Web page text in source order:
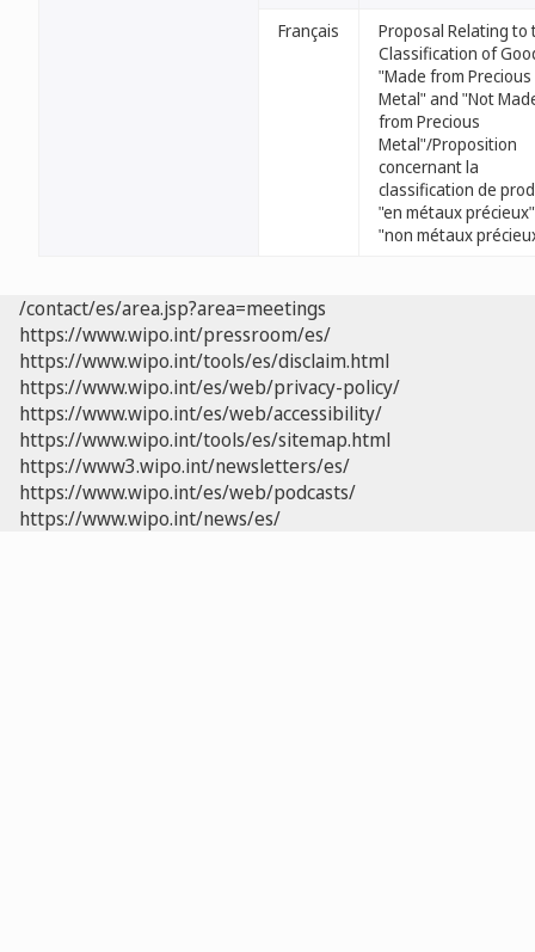
Français
Proposal Relating to
Classification of
"Made from Precious
Metal" and "Not
from Precious
Metal"/Proposition
concernant la
classification de
"en métaux
"non métaux
/contact/es/area.jsp?area=meetings
https://www.wipo.int/pressroom/es/
https://www.wipo.int/tools/es/disclaim.html
https://www.wipo.int/es/web/privacy-policy/
https://www.wipo.int/es/web/accessibility/
https://www.wipo.int/tools/es/sitemap.html
https://www3.wipo.int/newsletters/es/
https://www.wipo.int/es/web/podcasts/
https://www.wipo.int/news/es/